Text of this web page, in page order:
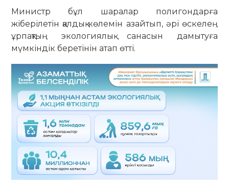
Министр бұл шаралар полигондарға
жіберілетін қалдық көлемін азайтып, әрі өскелең
ұрпақтың экологиялық санасын дамытуға
мүмкіндік беретінін атап өтті.